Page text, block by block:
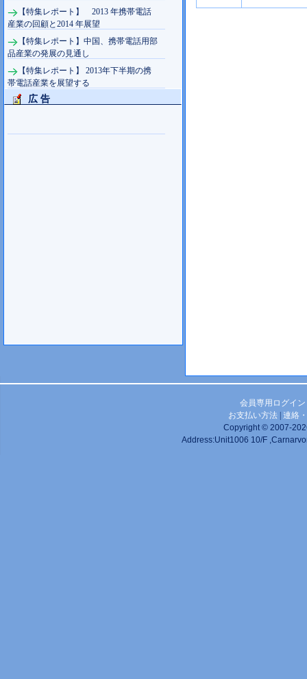
【特集レポート】 2013 年携帯電話
産業の回顧と2014 年展望
【特集レポート】中国、携帯電話用部
品産業の発展の見通し
【特集レポート】 2013年下半期の携
帯電話産業を展望する
広 告